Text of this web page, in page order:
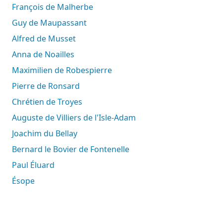
François de Malherbe
Guy de Maupassant
Alfred de Musset
Anna de Noailles
Maximilien de Robespierre
Pierre de Ronsard
Chrétien de Troyes
Auguste de Villiers de l'Isle-Adam
Joachim du Bellay
Bernard le Bovier de Fontenelle
Paul Éluard
Ésope